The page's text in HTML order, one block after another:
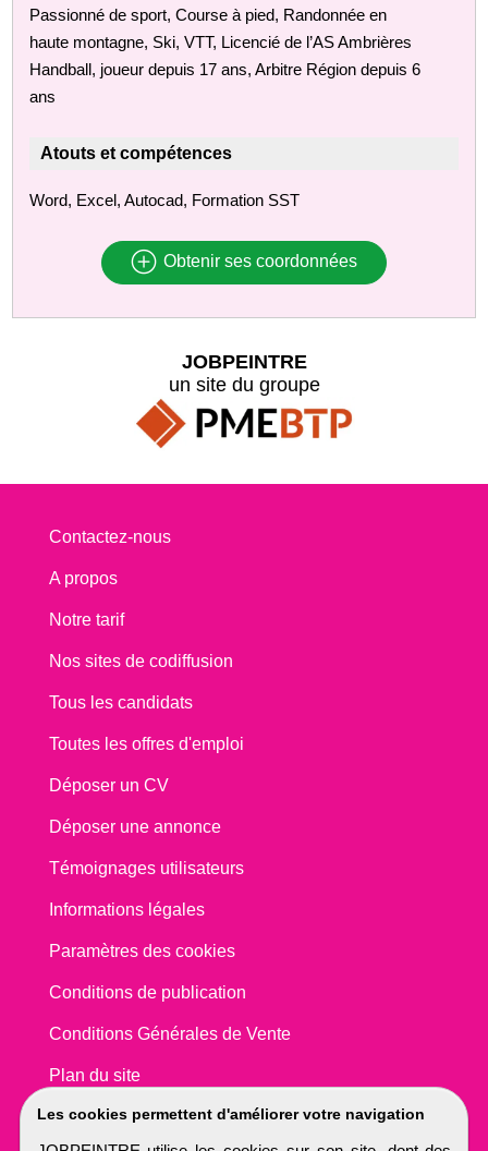
Passionné de sport, Course à pied, Randonnée en
haute montagne, Ski, VTT, Licencié de l’AS Ambrières
Handball, joueur depuis 17 ans, Arbitre Région depuis 6
ans
Atouts et compétences
Word, Excel, Autocad, Formation SST
Obtenir ses coordonnées
Les cookies permettent d'améliorer votre navigation
JOBPEINTRE
un site du groupe
Contactez-nous
A propos
Notre tarif
Nos sites de codiffusion
Tous les candidats
Toutes les offres d'emploi
Déposer un CV
Déposer une annonce
Témoignages utilisateurs
Informations légales
Paramètres des cookies
Conditions de publication
Conditions Générales de Vente
Plan du site